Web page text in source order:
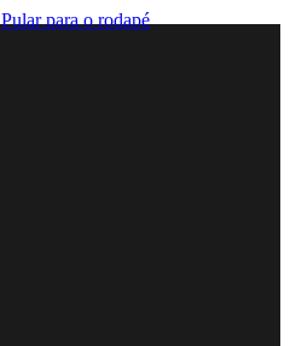
Pular para o rodapé